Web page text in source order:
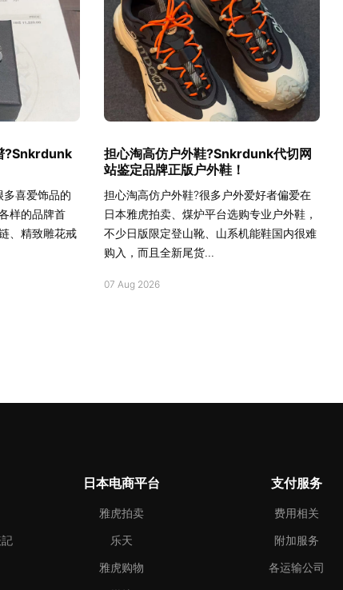
?Snkrdunk
多喜爱饰品的
样的品牌首
、精致雕花戒
担心淘高仿户外鞋?Snkrdunk代切网
站鉴定品牌正版户外鞋！
担心淘高仿户外鞋?很多户外爱好者偏爱在
日本雅虎拍卖、煤炉平台选购专业户外鞋，
不少日版限定登山靴、山系机能鞋国内很难
购入，而且全新尾货...
07 Aug 2026
日本电商平台
雅虎拍卖
乐天
雅虎购物
支付服务
费用相关
附加服务
各运输公司